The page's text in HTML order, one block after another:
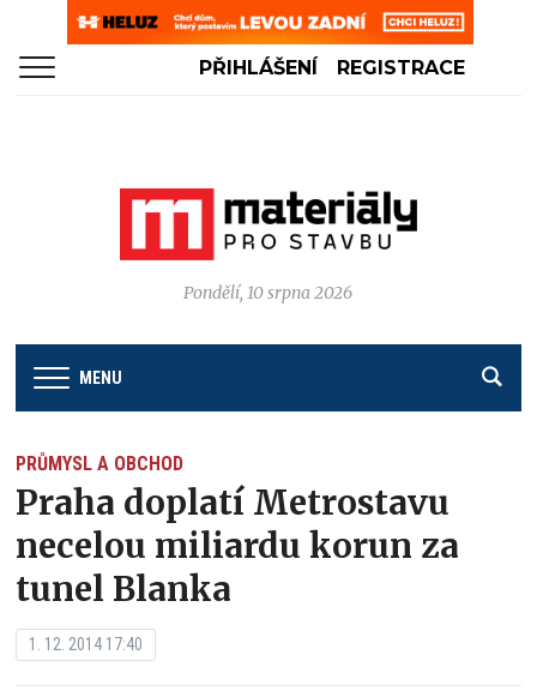
PŘIHLÁŠENÍ REGISTRACE
Pondělí, 10 srpna 2026
MENU
PRŮMYSL A OBCHOD
Praha doplatí Metrostavu
necelou miliardu korun za
tunel Blanka
1. 12. 2014 17:40